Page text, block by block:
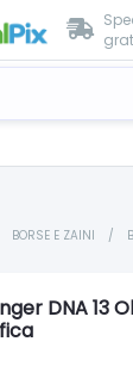
BORSE E ZAINI /
DNA 13